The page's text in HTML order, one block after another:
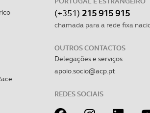
(+351) 215 915 915
chamada para a rede fixa
OUTROS CONTACTOS
Delegações e serviços
apoio.socio@acp.pt
REDES SOCIAIS